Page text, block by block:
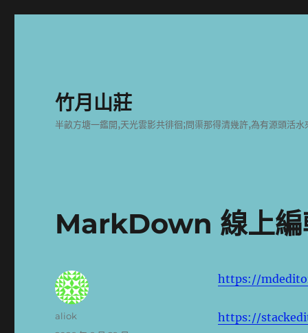
竹月山莊
半畝方塘一鑑開,天光雲影共徘徊;問渠那得清幾許,為有源頭活水
MarkDown 線上編
https://
https://
作
aliok